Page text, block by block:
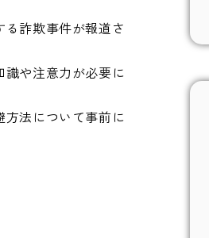
詐欺事件が報道さ
や注意力が必要に
法について事前に